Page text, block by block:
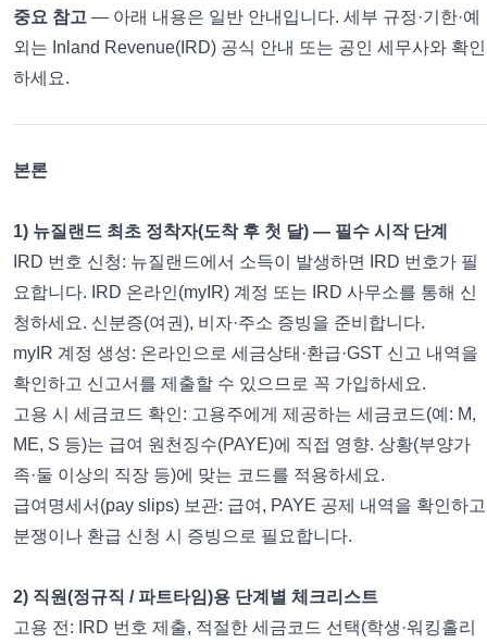
중요 참고 — 아래 내용은 일반 안내입니다. 세부 규정·기한·예
외는 Inland Revenue(IRD) 공식 안내 또는 공인 세무사와 확인
하세요.
본론
1) 뉴질랜드 최초 정착자(도착 후 첫 달) — 필수 시작 단계
IRD 번호 신청: 뉴질랜드에서 소득이 발생하면 IRD 번호가 필
요합니다. IRD 온라인(myIR) 계정 또는 IRD 사무소를 통해 신
청하세요. 신분증(여권), 비자·주소 증빙을 준비합니다.
myIR 계정 생성: 온라인으로 세금상태·환급·GST 신고 내역을
확인하고 신고서를 제출할 수 있으므로 꼭 가입하세요.
고용 시 세금코드 확인: 고용주에게 제공하는 세금코드(예: M,
ME, S 등)는 급여 원천징수(PAYE)에 직접 영향. 상황(부양가
족·둘 이상의 직장 등)에 맞는 코드를 적용하세요.
급여명세서(pay slips) 보관: 급여, PAYE 공제 내역을 확인하고
분쟁이나 환급 신청 시 증빙으로 필요합니다.
2) 직원(정규직 / 파트타임)용 단계별 체크리스트
고용 전: IRD 번호 제출, 적절한 세금코드 선택(학생·워킹홀리